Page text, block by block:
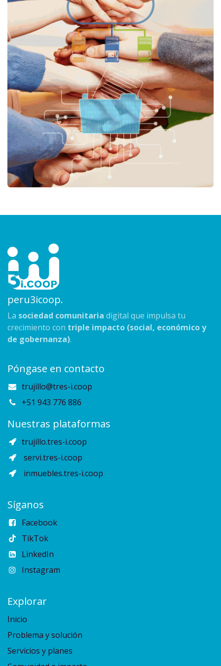
peru3icoop.
La sociedad comunitaria digital que impulsa tu
crecimiento con triple impacto (social, económico y
de gobernanza).
Póngase en contacto
trujillo@tres-i.coop
+51 943 776 886
Nuestras plataformas
trujillo.tres-i.coop
servi.tres-i.coop
inmuebles.tres-i.coop
Síganos
Facebook
TikTok
LinkedIn
Instagram
Explorar
Inicio
Problema y solución
Servicios y planes